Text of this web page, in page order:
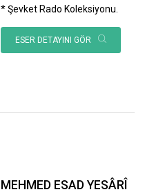
* Şevket Rado Koleksiyonu.
ESER DETAYINI GÖR
MEHMED ESAD YESÂRÎ